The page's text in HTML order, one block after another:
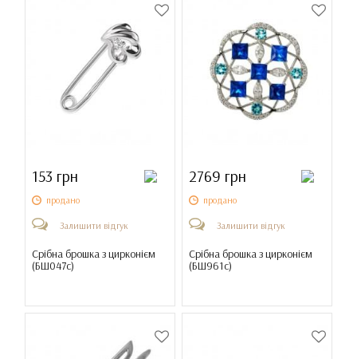
153 грн
продано
Залишити відгук
Срібна брошка з цирконієм
(БШ047с)
2769 грн
продано
Залишити відгук
Срібна брошка з цирконієм
(БШ961с)